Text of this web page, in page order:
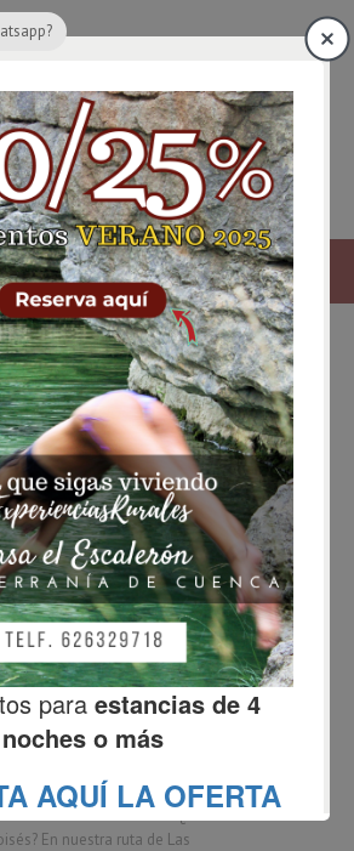
gazpachos – Paso
septiembre 22, 2019
gazpachos de Moisés Era una tarde
se le ocurrió que podría eleborar
a la manera tradicional. ¿No os
En nuestra ruta de Las